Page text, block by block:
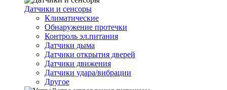
Датчики и сенсоры
Климатические
Обнаружение протечки
Контроль эл.питания
Датчики дыма
Датчики открытия дверей
Датчики движения
Датчики удара/вибрации
Другое